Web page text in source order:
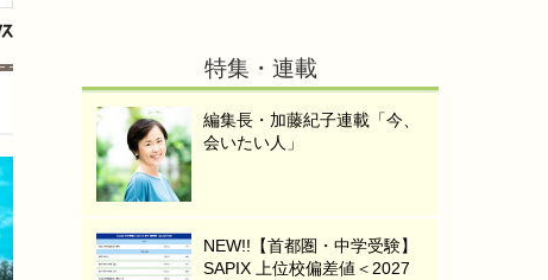
特集・連載
編集長・加藤紀子連載「今、
会いたい人」
NEW!!【首都圏・中学受験】
SAPIX 上位校偏差値＜2027